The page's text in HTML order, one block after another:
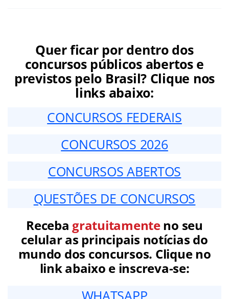
Quer ficar por dentro dos
concursos públicos abertos e
previstos pelo Brasil? Clique nos
links abaixo:
CONCURSOS FEDERAIS
CONCURSOS 2026
CONCURSOS ABERTOS
QUESTÕES DE CONCURSOS
Receba gratuitamenteno seu
celular as principais notícias do
mundo dos concursos. Clique no
link abaixo e inscreva-se:
WHATSAPP